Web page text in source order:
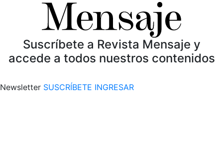
Suscríbete a Revista Mensaje y
accede a todos nuestros contenidos
Newsletter SUSCRÍBETE INGRESAR